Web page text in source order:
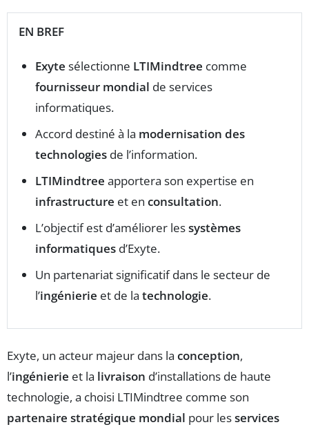
EN BREF
Exyte sélectionne LTIMindtree comme
fournisseur mondial de services
informatiques.
Accord destiné à la modernisation des
technologies de l’information.
LTIMindtree apportera son expertise en
infrastructure et en consultation.
L’objectif est d’améliorer lessystèmes
informatiques d’Exyte.
Un partenariat significatif dans le secteur de
l’ingénierie et de la technologie.
Exyte, un acteur majeur dans la conception,
l’ingénierie et la livraison d’installations de haute
technologie, a choisi LTIMindtree comme son
partenaire stratégique mondial pour lesservices